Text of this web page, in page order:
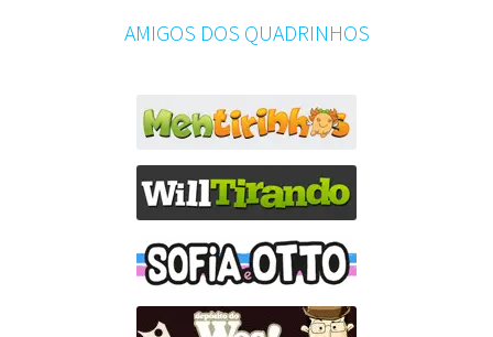
AMIGOS DOS QUADRINHOS